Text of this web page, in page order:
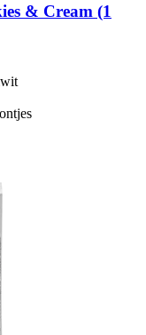
& Cream (1